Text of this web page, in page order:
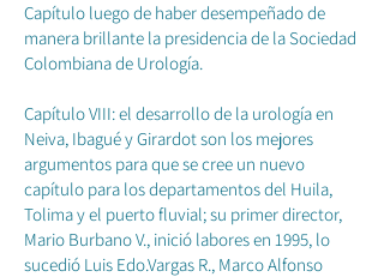
Capítulo luego de haber desempeñado de
manera brillante la presidencia de la Sociedad
Colombiana de Urología.
Capítulo VIII: el desarrollo de la urología en
Neiva, Ibagué y Girardot son los mejores
argumentos para que se cree un nuevo
capítulo para los departamentos del Huila,
Tolima y el puerto fluvial; su primer director,
Mario Burbano V., inició labores en 1995, lo
sucedió Luis Edo.Vargas R., Marco Alfonso